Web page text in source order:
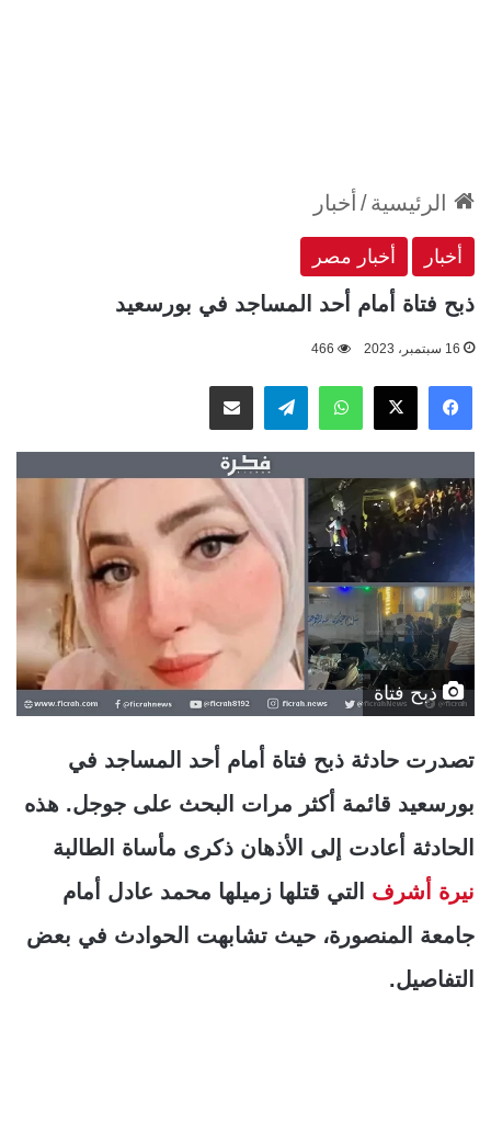
الرئيسية/ أخبار
أخبار أخبار مصر
ذبح فتاة أمام أحد المساجد في بورسعيد
16 سبتمبر، 2023 466
فيسبوك
‫X واتسابتيلقراممشاركة عبر البريد
ذبح فتاة
تصدرت حادثة ذبح فتاة أمام أحد المساجد في
بورسعيد قائمة أكثر مرات البحث على جوجل. هذه
الحادثة أعادت إلى الأذهان ذكرى مأساة الطالبة
نيرة أشرف التي قتلها زميلها محمد عادل أمام
جامعة المنصورة، حيث تشابهت الحوادث في بعض
التفاصيل.